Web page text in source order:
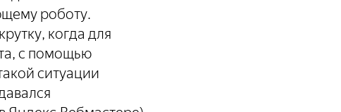
роботу.
когда для
с помощью
ситуации